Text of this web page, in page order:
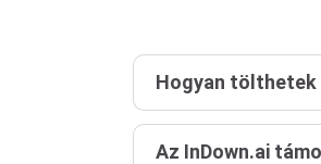
Hogyan tölthetek
Az InDown.ai